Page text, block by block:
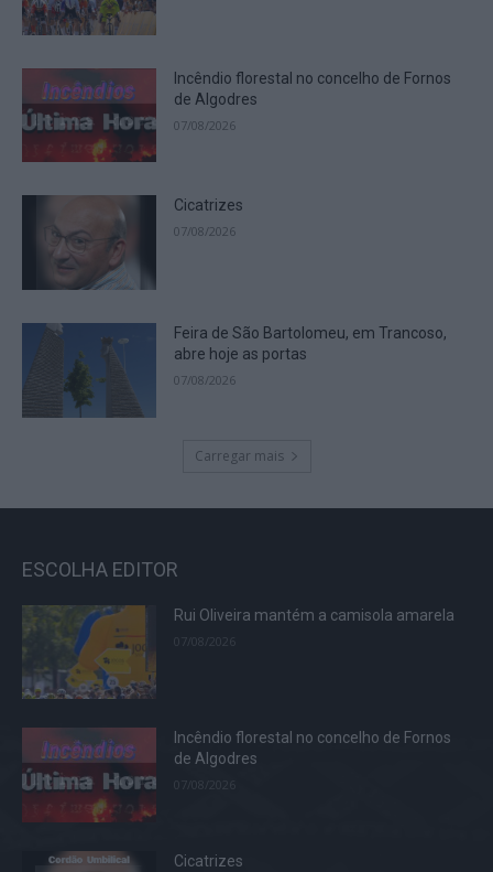
Incêndio florestal no concelho de Fornos
de Algodres
07/08/2026
Cicatrizes
07/08/2026
Feira de São Bartolomeu, em Trancoso,
abre hoje as portas
07/08/2026
Carregar mais
ESCOLHA EDITOR
Rui Oliveira mantém a camisola amarela
07/08/2026
Incêndio florestal no concelho de Fornos
de Algodres
07/08/2026
Cicatrizes